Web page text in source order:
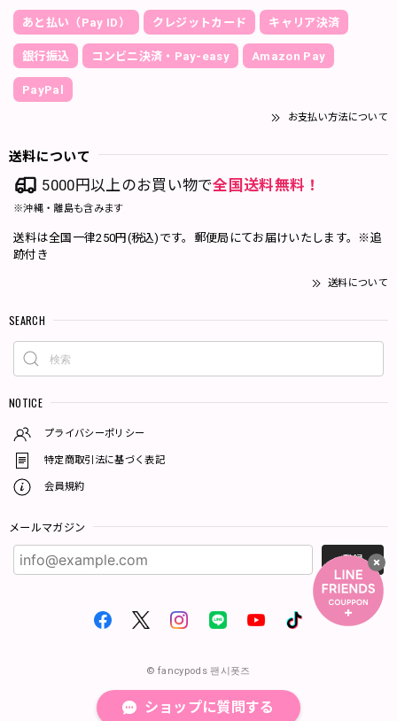
あと払い（Pay ID） クレジットカード キャリア決済
銀行振込 コンビニ決済・Pay-easy Amazon Pay
PayPal
お支払い方法について
送料について
5000円以上のお買い物で全国送料無料！
※沖縄・離島も含みます
送料は全国一律250円(税込)です。郵便局にてお届けいたします。※追
跡付き
送料について
SEARCH
NOTICE
プライバシーポリシー
特定商取引法に基づく表記
会員規約
メールマガジン
登録
© fancypods 팬시폿즈
ショップに質問する